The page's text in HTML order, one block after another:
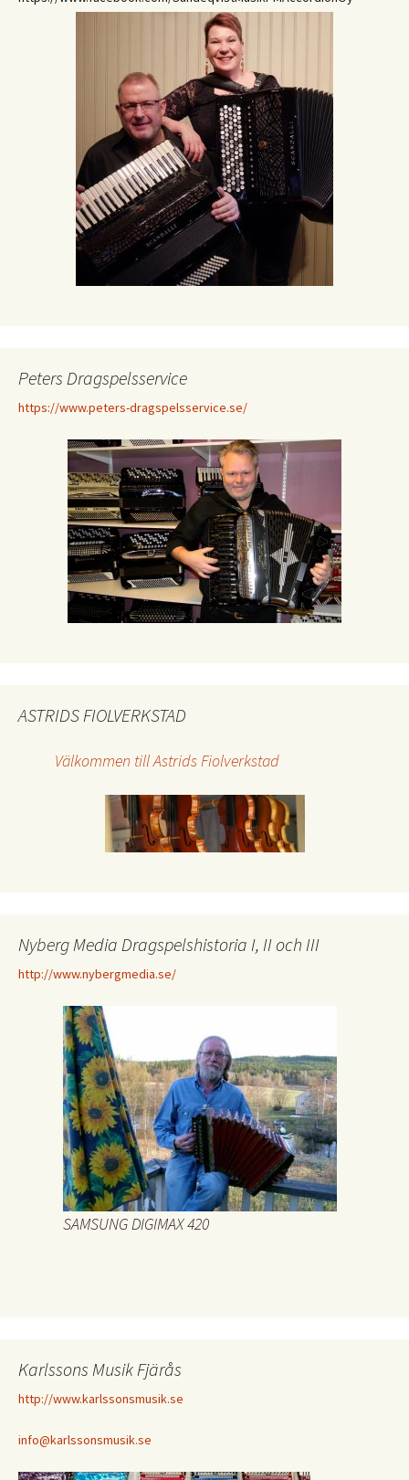
Peters Dragspelsservice
https://www.peters-dragspelsservice.se/
ASTRIDS FIOLVERKSTAD
Välkommen till Astrids Fiolverkstad
Nyberg Media Dragspelshistoria I, II och III
http://www.nybergmedia.se/
SAMSUNG DIGIMAX 420
Karlssons Musik Fjärås
http://www.karlssonsmusik.se
info@karlssonsmusik.se